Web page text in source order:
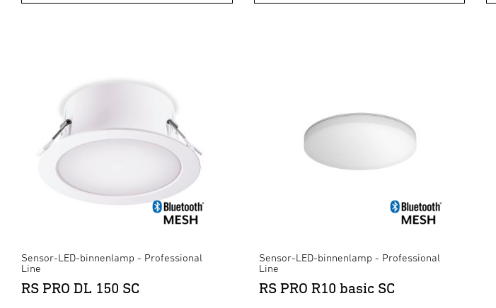
Sensor-LED-binnenlamp - Professional
Line
RS PRO DL 150 SC
Sensor-LED-binnenlamp - Professional
Line
RS PRO R10 basic SC